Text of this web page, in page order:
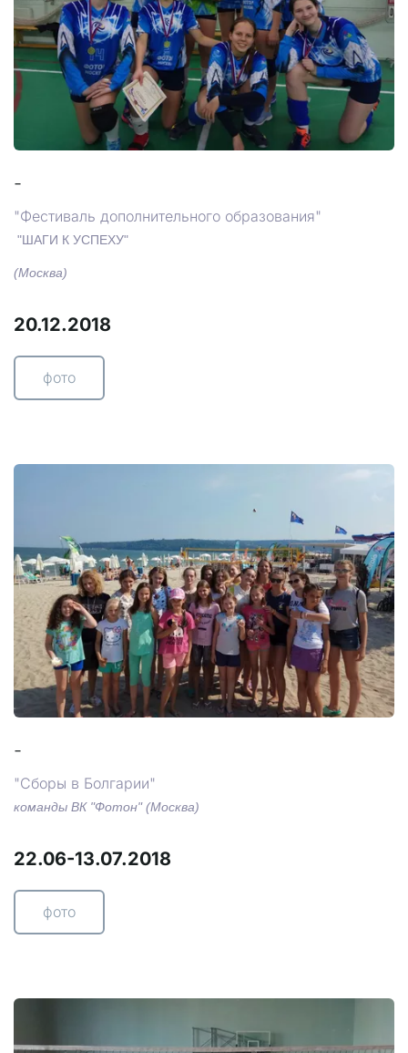
-
"Фестиваль дополнительного образования"
"ШАГИ К УСПЕХУ"
(Москва)
20.12.2018
фото
-
"Сборы в Болгарии"
команды ВК "Фотон" (Москва)
22.06-13.07.2018
фото